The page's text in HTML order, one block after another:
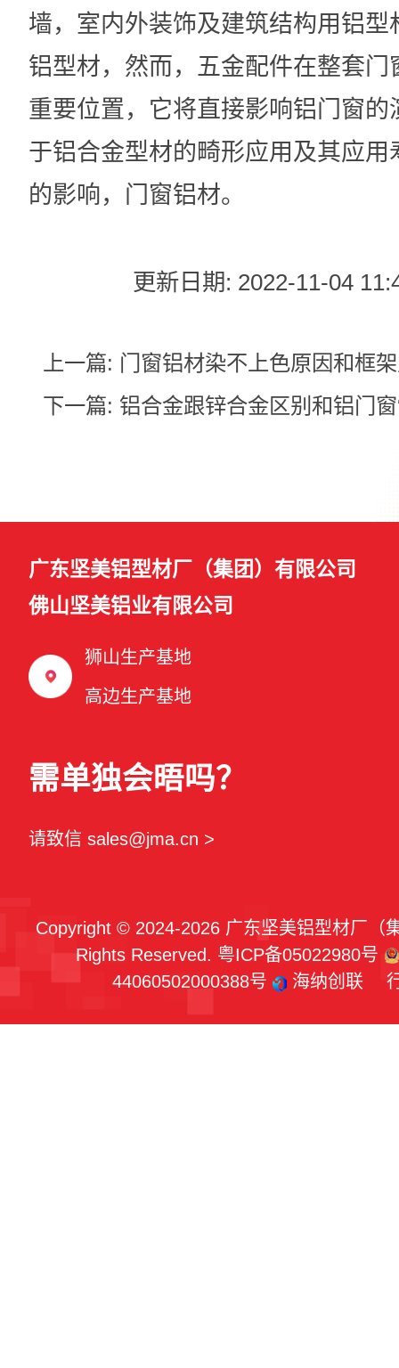
墙，室内外装饰及建筑结构用铝型
铝型材，然而，五金配件在整套门
重要位置，它将直接影响铝门窗的
于铝合金型材的畸形应用及其应用
的影响，门窗铝材。
更新日期: 2022-11-04
上一篇: 门窗铝材染不上色原因和框
下一篇: 铝合金跟锌合金区别和铝门
广东坚美铝型材厂（集团）有限公司
佛山坚美铝业有限公司
狮山生产基地
高边生产基地
需单独会晤吗？
请致信 sales@jma.cn >
Copyright © 2024-2026 广东坚美铝型材厂（
Rights Reserved. 粤ICP备05022980号
44060502000388号
海纳创联